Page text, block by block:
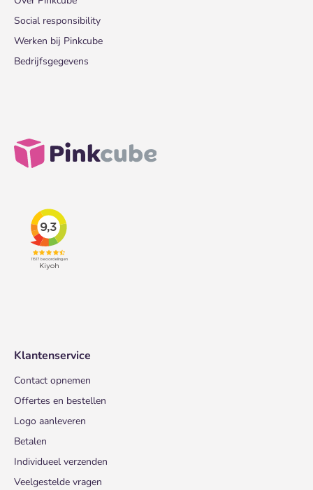
Social responsibility
Werken bij Pinkcube
Bedrijfsgegevens
Klantenservice
Contact opnemen
Offertes en bestellen
Logo aanleveren
Betalen
Individueel verzenden
Veelgestelde vragen